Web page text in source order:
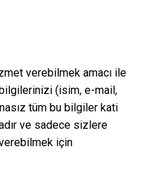
verebilmek amacı ile
(isim, e-mail,
tüm bu bilgiler kati
ve sadece sizlere
için